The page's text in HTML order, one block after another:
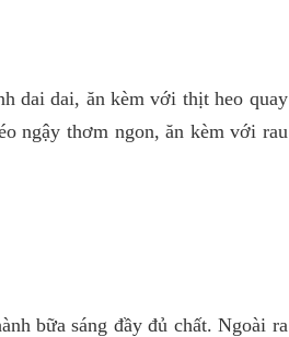
dai dai, ăn kèm với thịt heo quay
ngậy thơm ngon, ăn kèm với rau
bữa sáng đầy đủ chất.Ngoài ra